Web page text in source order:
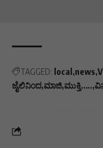
TAGGED: local news
ಜೈಲಿನಿಂದ ಮಾಜಿ ಮುಕ್ತಿ…..